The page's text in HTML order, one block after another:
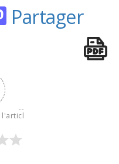
Mastodon
Partager
l'articl